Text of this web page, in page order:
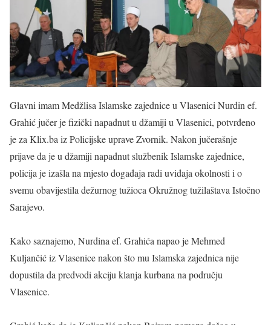
Glavni imam Medžlisa Islamske zajednice u Vlasenici Nurdin ef.
Grahić jučer je fizički napadnut u džamiji u Vlasenici, potvrđeno
je za Klix.ba iz Policijske uprave Zvornik. Nakon jučerašnje
prijave da je u džamiji napadnut službenik Islamske zajednice,
policija je izašla na mjesto događaja radi uviđaja okolnosti i o
svemu obavijestila dežurnog tužioca Okružnog tužilaštava Istočno
Sarajevo.
Kako saznajemo, Nurdina ef. Grahića napao je Mehmed
Kuljančić iz Vlasenice nakon što mu Islamska zajednica nije
dopustila da predvodi akciju klanja kurbana na području
Vlasenice.